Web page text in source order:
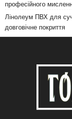
професійного
Лінолеум ПВХ для
довговічне покриття